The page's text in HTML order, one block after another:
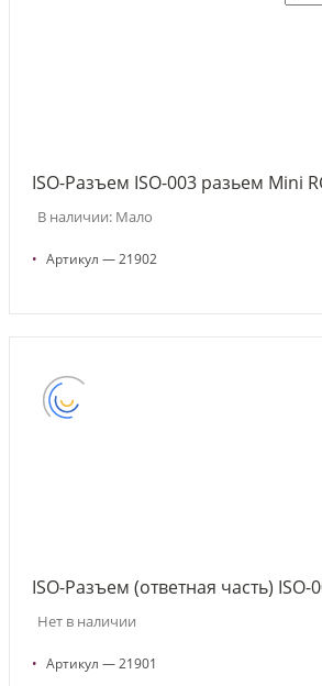
ISO-Разъем ISO-003 разьем Mini
В наличии: Мало
• Артикул — 21902
ISO-Разъем (ответная часть) ISO-
Нет в наличии
• Артикул — 21901